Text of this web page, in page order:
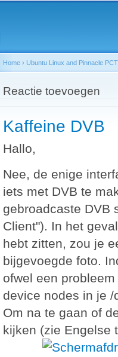
You are here
Home › Ubuntu Linux and Pinnacle
Reactie toevoegen
Kaffeine DVB
Hallo,
Nee, de enige
iets met DVB te
gebroadcaste DVB
Client"). In het
hebt zitten, zou je
bijgevoegde foto.
ofwel een
device nodes in je /
Om na te gaan of
kijken (zie Engelse